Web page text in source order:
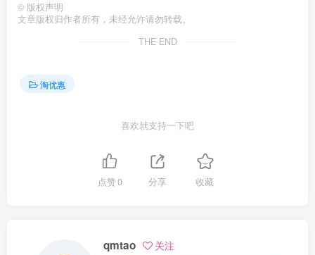
© 版权声明
文章版权归作者所有，未经允许请勿转载。
THE END
淘优惠
喜欢就支持一下吧
点赞0 分享 收藏
qmtao 关注